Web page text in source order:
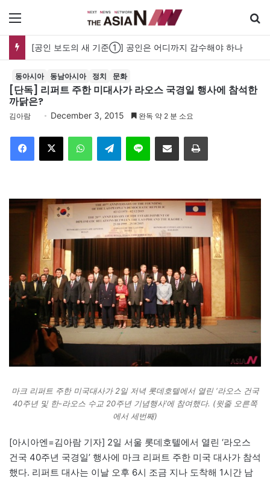
GS리테일, 기업가치 제고 계획 발표…2028년 영업이익 3,800억 원 목표
동아시아 동남아시아 정치 문화
[단독] 리퍼트 주한 미대사가 라오스 국경일 행사에 참석한
까닭은?
김아람 December 3, 2015 완독 약 2 분 소요
Telegram 이메일
마크 리퍼트 주한 미국대사가 2일 저녁 롯데호텔에서 열린 ‘라오스 건국
40주년 및 한-라오스 수교 20주년 기념행사’에 참여했다. (윗줄 오른쪽
에서 세번째)
[아시아엔=김아람 기자] 2일 서울 롯데호텔에서 열린 ‘라오스
건국 40주년 국경일’ 행사에 마크 리퍼트 주한 미국 대사가 참석
했다. 리퍼트 대사는 이날 오후 6시 조금 지나 도착해 1시간 남